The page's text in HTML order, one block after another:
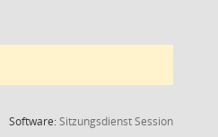
Software:SitzungsdienstSession(Wird in